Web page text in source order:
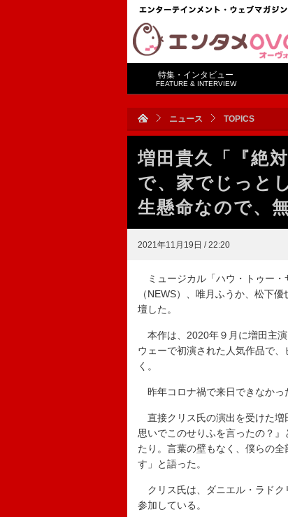
特集・インタビュー
FEATURE & INTERVIEW
ニュース TOPICS
増田貴久「『絶
で、家でじっと
生懸命なので、
2021年11月19日 / 22:20
ミュージカル「ハウ・トゥー・
（NEWS）、唯月ふうか、松下
壇した。
本作は、2020年９月に増田主
ウェーで初演された人気作品で
く。
昨年コロナ禍で来日できなかっ
直接クリス氏の演出を受けた増
思いでこのせりふを言ったの？
たり。言葉の壁もなく、僕らの
す」と語った。
クリス氏は、ダニエル・ラドク
参加している。